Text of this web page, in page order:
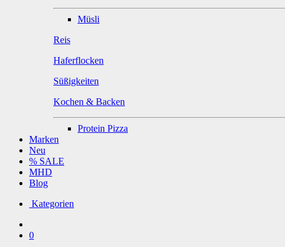
Müsli
Reis
Haferflocken
Süßigkeiten
Kochen & Backen
Protein Pizza
Marken
Neu
% SALE
MHD
Blog
Kategorien
0